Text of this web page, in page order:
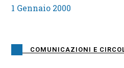
1 Gennaio 2000
COMUNICAZIONI E